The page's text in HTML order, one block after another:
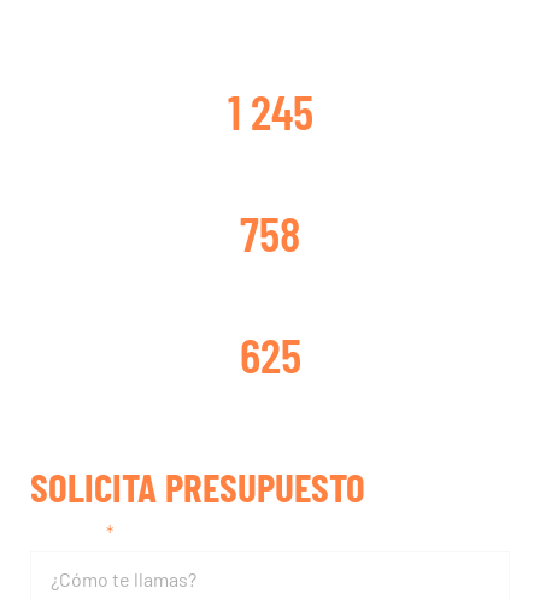
SOLICITA PRESUPUESTO
1 245
758
625